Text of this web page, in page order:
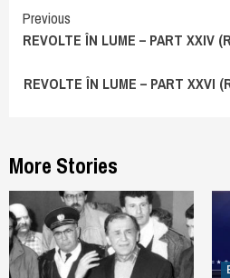
Continue
Reading
Previous
REVOLTE ÎN LUME – PART XXIV
REVOLTE ÎN LUME – PART XXVI
More Stories